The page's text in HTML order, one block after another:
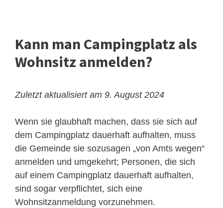
Kann man Campingplatz als
Wohnsitz anmelden?
Zuletzt aktualisiert am 9. August 2024
Wenn sie glaubhaft machen, dass sie sich auf
dem Campingplatz dauerhaft aufhalten, muss
die Gemeinde sie sozusagen „von Amts wegen“
anmelden und umgekehrt; Personen, die sich
auf einem Campingplatz dauerhaft aufhalten,
sind sogar verpflichtet, sich eine
Wohnsitzanmeldung vorzunehmen.